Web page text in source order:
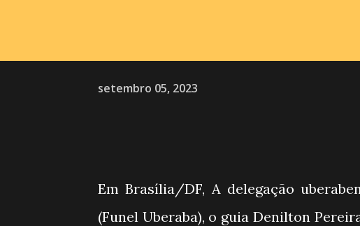
setembro 05, 2023
Em Brasília/DF, A delegação
(Funel Uberaba), o guia Denilton